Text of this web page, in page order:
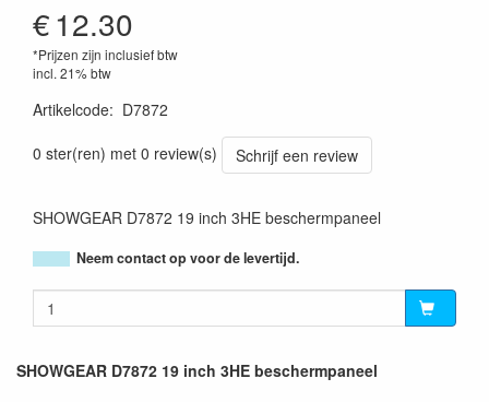
€12.30
*Prijzen zijn inclusief btw
incl. 21% btw
Artikelcode: D7872
0 ster(ren) met 0 review(s)
Schrijf een review
SHOWGEAR D7872 19 inch 3HE beschermpaneel
Neem contact op voor de levertijd.
SHOWGEAR D7872 19 inch 3HE beschermpaneel